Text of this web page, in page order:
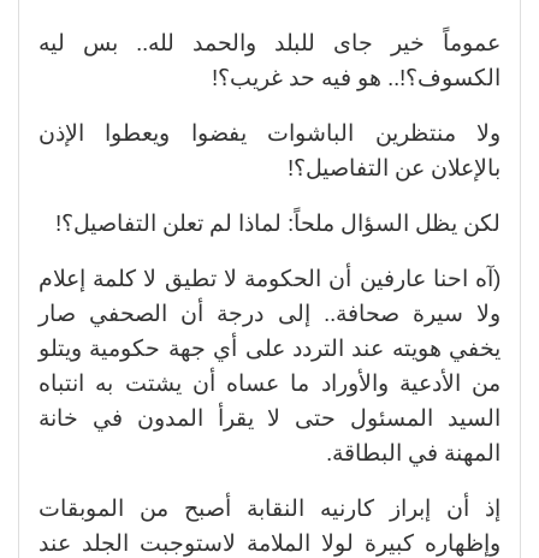
عموماً خير جاى للبلد والحمد لله.. بس ليه
الكسوف؟!.. هو فيه حد غريب؟!
ولا منتظرين الباشوات يفضوا ويعطوا الإذن
بالإعلان عن التفاصيل؟!
لكن يظل السؤال ملحاً: لماذا لم تعلن التفاصيل؟!
(آه احنا عارفين أن الحكومة لا تطيق لا كلمة إعلام
ولا سيرة صحافة.. إلى درجة أن الصحفي صار
يخفي هويته عند التردد على أي جهة حكومية ويتلو
من الأدعية والأوراد ما عساه أن يشتت به انتباه
السيد المسئول حتى لا يقرأ المدون في خانة
المهنة في البطاقة.
إذ أن إبراز كارنيه النقابة أصبح من الموبقات
وإظهاره كبيرة لولا الملامة لاستوجبت الجلد عند